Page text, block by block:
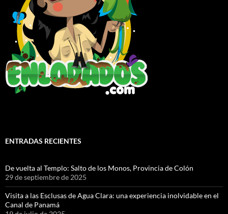
ENTRADAS RECIENTES
De vuelta al Templo: Salto de los Monos, Provincia de Colón
29 de septiembre de 2025
Visita a las Esclusas de Agua Clara: una experiencia inolvidable en el
Canal de Panamá